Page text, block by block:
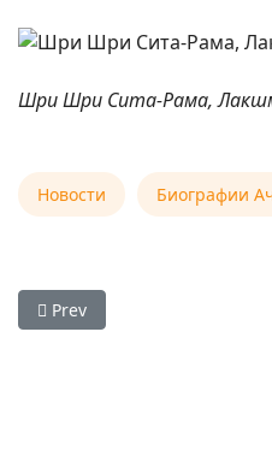
Шри Шри Сита-Рама,
Новости Биографии
Previous article: 07
Prev